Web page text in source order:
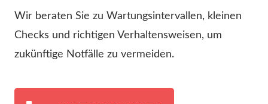
Wir beraten Sie zu Wartungsintervallen, kleinen
Checks und richtigen Verhaltensweisen, um
zukünftige Notfälle zu vermeiden.